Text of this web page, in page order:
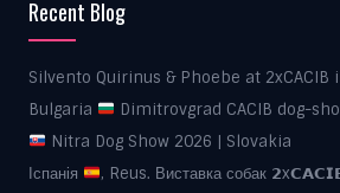
Recent Blog
Silvento Quirinus & Phoebe at 2xCACIB
Bulgaria
Dimitrovgrad CACIB dog-
Nitra Dog Show 2026 | Slovakia
Іспанія
, Reus. Виставка собак